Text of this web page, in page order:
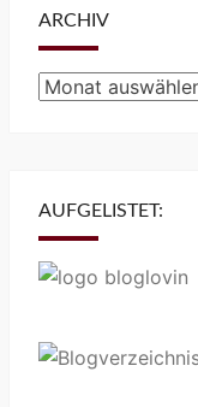
ARCHIV
Archiv
AUFGELISTET: